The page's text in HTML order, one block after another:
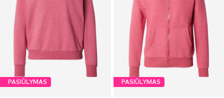
PASIŪLYMAS PASIŪLYMAS